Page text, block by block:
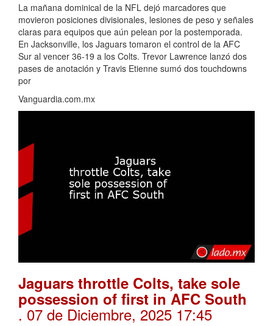
La mañana dominical de la NFL dejó marcadores que
movieron posiciones divisionales, lesiones de peso y señales
claras para equipos que aún pelean por la postemporada.
En Jacksonville, los Jaguars tomaron el control de la AFC
Sur al vencer 36-19 a los Colts. Trevor Lawrence lanzó dos
pases de anotación y Travis Etienne sumó dos touchdowns
por
Vanguardia.com.mx
Jaguars throttle Colts, take sole
possession of first in AFC South
. 07 de Diciembre, 2025 17:45